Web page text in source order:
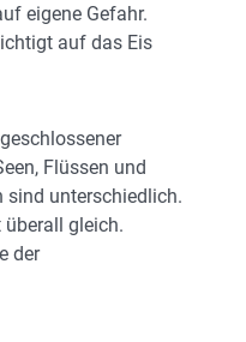
eigene Gefahr.
auf das Eis
Flüssen und
sind unterschiedlich.
gleich.
der